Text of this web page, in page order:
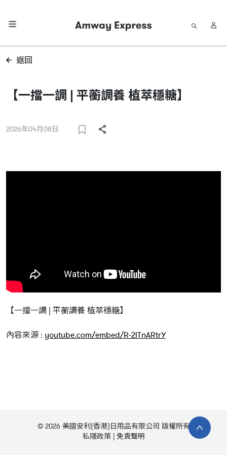
返回
【一擋一調 | 平蘅調養 植萃穩糖】
2026年04月08日
【一擋一調 | 平蘅調養 植萃穩糖】
內容來源 : youtube.com/embed/R-2lTnARtrY
© 2026 美國安利(香港)日用品有限公司 版權所有
私隱政策
免責聲明